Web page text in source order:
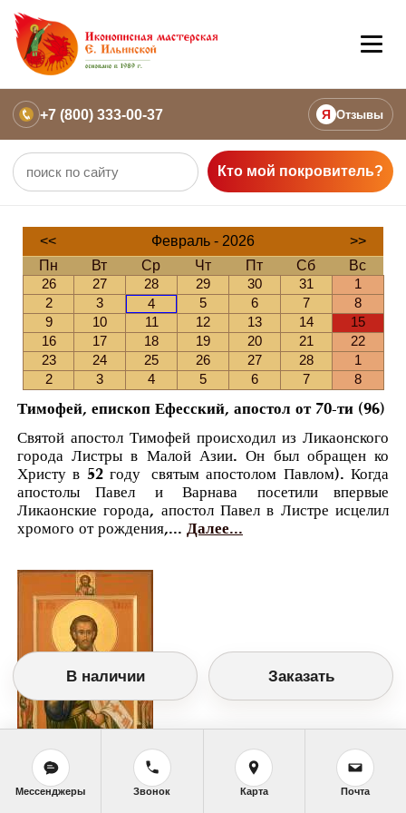
+7 (800) 333-00-37 Я Отзывы
Кто мой покровитель?
<< Февраль - 2026
>>
Пн
Вт Ср Чт Пт Сб
Вс
26
27 28 29 30 31
1
2
3 4 5 6 7
8
9
10 11 12 13 14
15
16
17 18 19 20 21
22
23
24 25 26 27 28
1
2
3 4 5 6 7 8
Тимофей, епископ Ефесский, апостол от 70-ти (96)
Святой апостол Тимофей происходил из Ликаонского
города Листры в Малой Азии. Он был обращен ко
Христу в 52 году святым апостолом Павлом). Когда
апостолы Павел и Варнава посетили впервые
Ликаонские города, апостол Павел в Листре исцелил
хромого от рождения,... Далее...
В наличии Заказать
Мессенджеры Звонок Карта Почта